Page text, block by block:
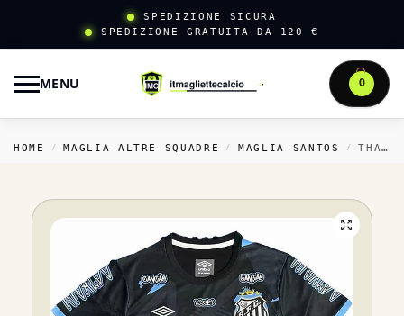
SPEDIZIONE SICURA
SPEDIZIONE GRATUITA DA 120 €
MENU 0
HOME / MAGLIA ALTRE SQUADRE / MAGLIA SANTOS / THAILANDIA SPECIALE MAGLIA SANTOS 2025 2026 NERO BLU